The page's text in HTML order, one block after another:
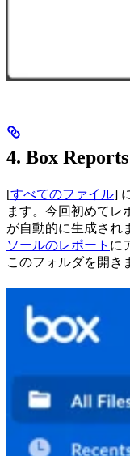
4. Box
[すべてのファイル]
ます。今回初めてレ
が自動的に生成され
ソールのレポート に
このフォルダを開き